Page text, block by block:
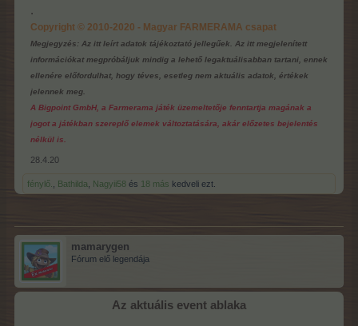
.
Copyright © 2010-2020 - Magyar FARMERAMA csapat
Megjegyzés: Az itt leírt adatok tájékoztató jellegűek. Az itt megjelenített
információkat megpróbáljuk mindig a lehető legaktuálisabban tartani, ennek
ellenére előfordulhat, hogy téves, esetleg nem aktuális adatok, értékek
jelennek meg.
A Bigpoint GmbH, a Farmerama játék üzemeltetője fenntartja magának a
jogot a játékban szereplő elemek változtatására, akár előzetes bejelentés
nélkül is.
28.4.20
fénylő. Bathilda Nagyii58 és 18 más kedveli ezt.
mamarygen
Fórum elő legendája
Az aktuális event ablaka